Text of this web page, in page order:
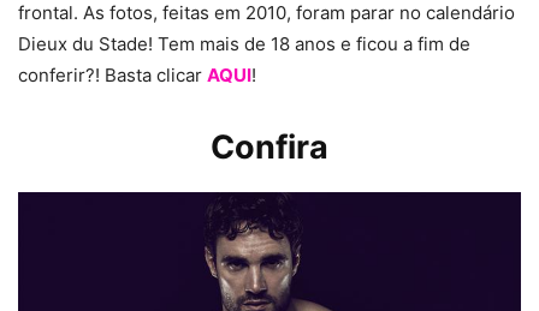
frontal. As fotos, feitas em 2010, foram parar no calendário
Dieux du Stade! Tem mais de 18 anos e ficou a fim de
conferir?! Basta clicar AQUI!
Confira